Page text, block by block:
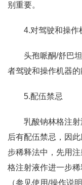
别重要。
4.对驾驶和操作
头孢哌酮/舒巴
者驾驶和操作机器的
5.配伍禁忌
乳酸钠林格注
后有配伍禁忌，因
步稀释法中，先用
格注射液作进一步
（参见使用/操作说